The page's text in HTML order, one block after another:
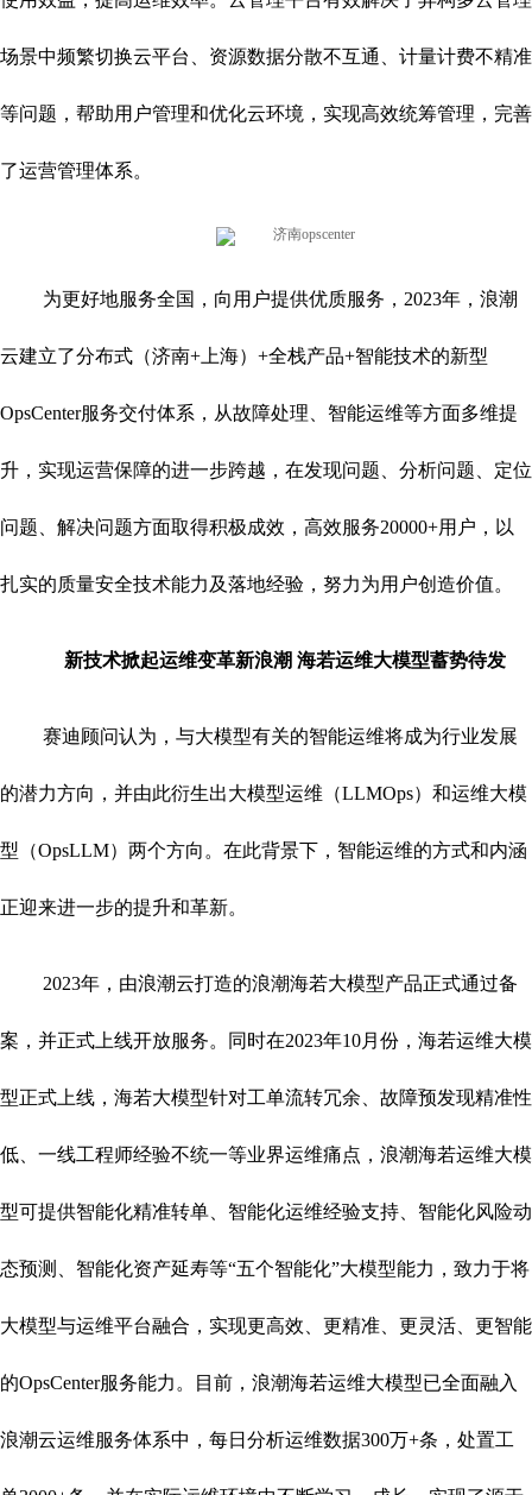
场景中频繁切换云平台、资源数据分散不互通、计量计费不精准
等问题，帮助用户管理和优化云环境，实现高效统筹管理，完善
了运营管理体系。
为更好地服务全国，向用户提供优质服务，2023年，浪潮
云建立了分布式（济南+上海）+全栈产品+智能技术的新型
OpsCenter服务交付体系，从故障处理、智能运维等方面多维提
升，实现运营保障的进一步跨越，在发现问题、分析问题、定位
问题、解决问题方面取得积极成效，高效服务20000+用户，以
扎实的质量安全技术能力及落地经验，努力为用户创造价值。
新技术掀起运维变革新浪潮 海若运维大模型蓄势待发
赛迪顾问认为，与大模型有关的智能运维将成为行业发展
的潜力方向，并由此衍生出大模型运维（LLMOps）和运维大模
型（OpsLLM）两个方向。在此背景下，智能运维的方式和内涵
正迎来进一步的提升和革新。
2023年，由浪潮云打造的浪潮海若大模型产品正式通过备
案，并正式上线开放服务。同时在2023年10月份，海若运维大模
型正式上线，海若大模型针对工单流转冗余、故障预发现精准性
低、一线工程师经验不统一等业界运维痛点，浪潮海若运维大模
型可提供智能化精准转单、智能化运维经验支持、智能化风险动
态预测、智能化资产延寿等“五个智能化”大模型能力，致力于将
大模型与运维平台融合，实现更高效、更精准、更灵活、更智能
的OpsCenter服务能力。目前，浪潮海若运维大模型已全面融入
浪潮云运维服务体系中，每日分析运维数据300万+条，处置工